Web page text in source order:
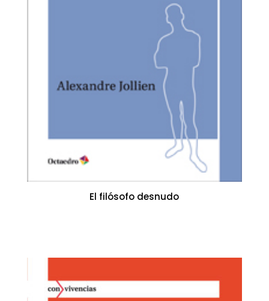
El filósofo desnudo